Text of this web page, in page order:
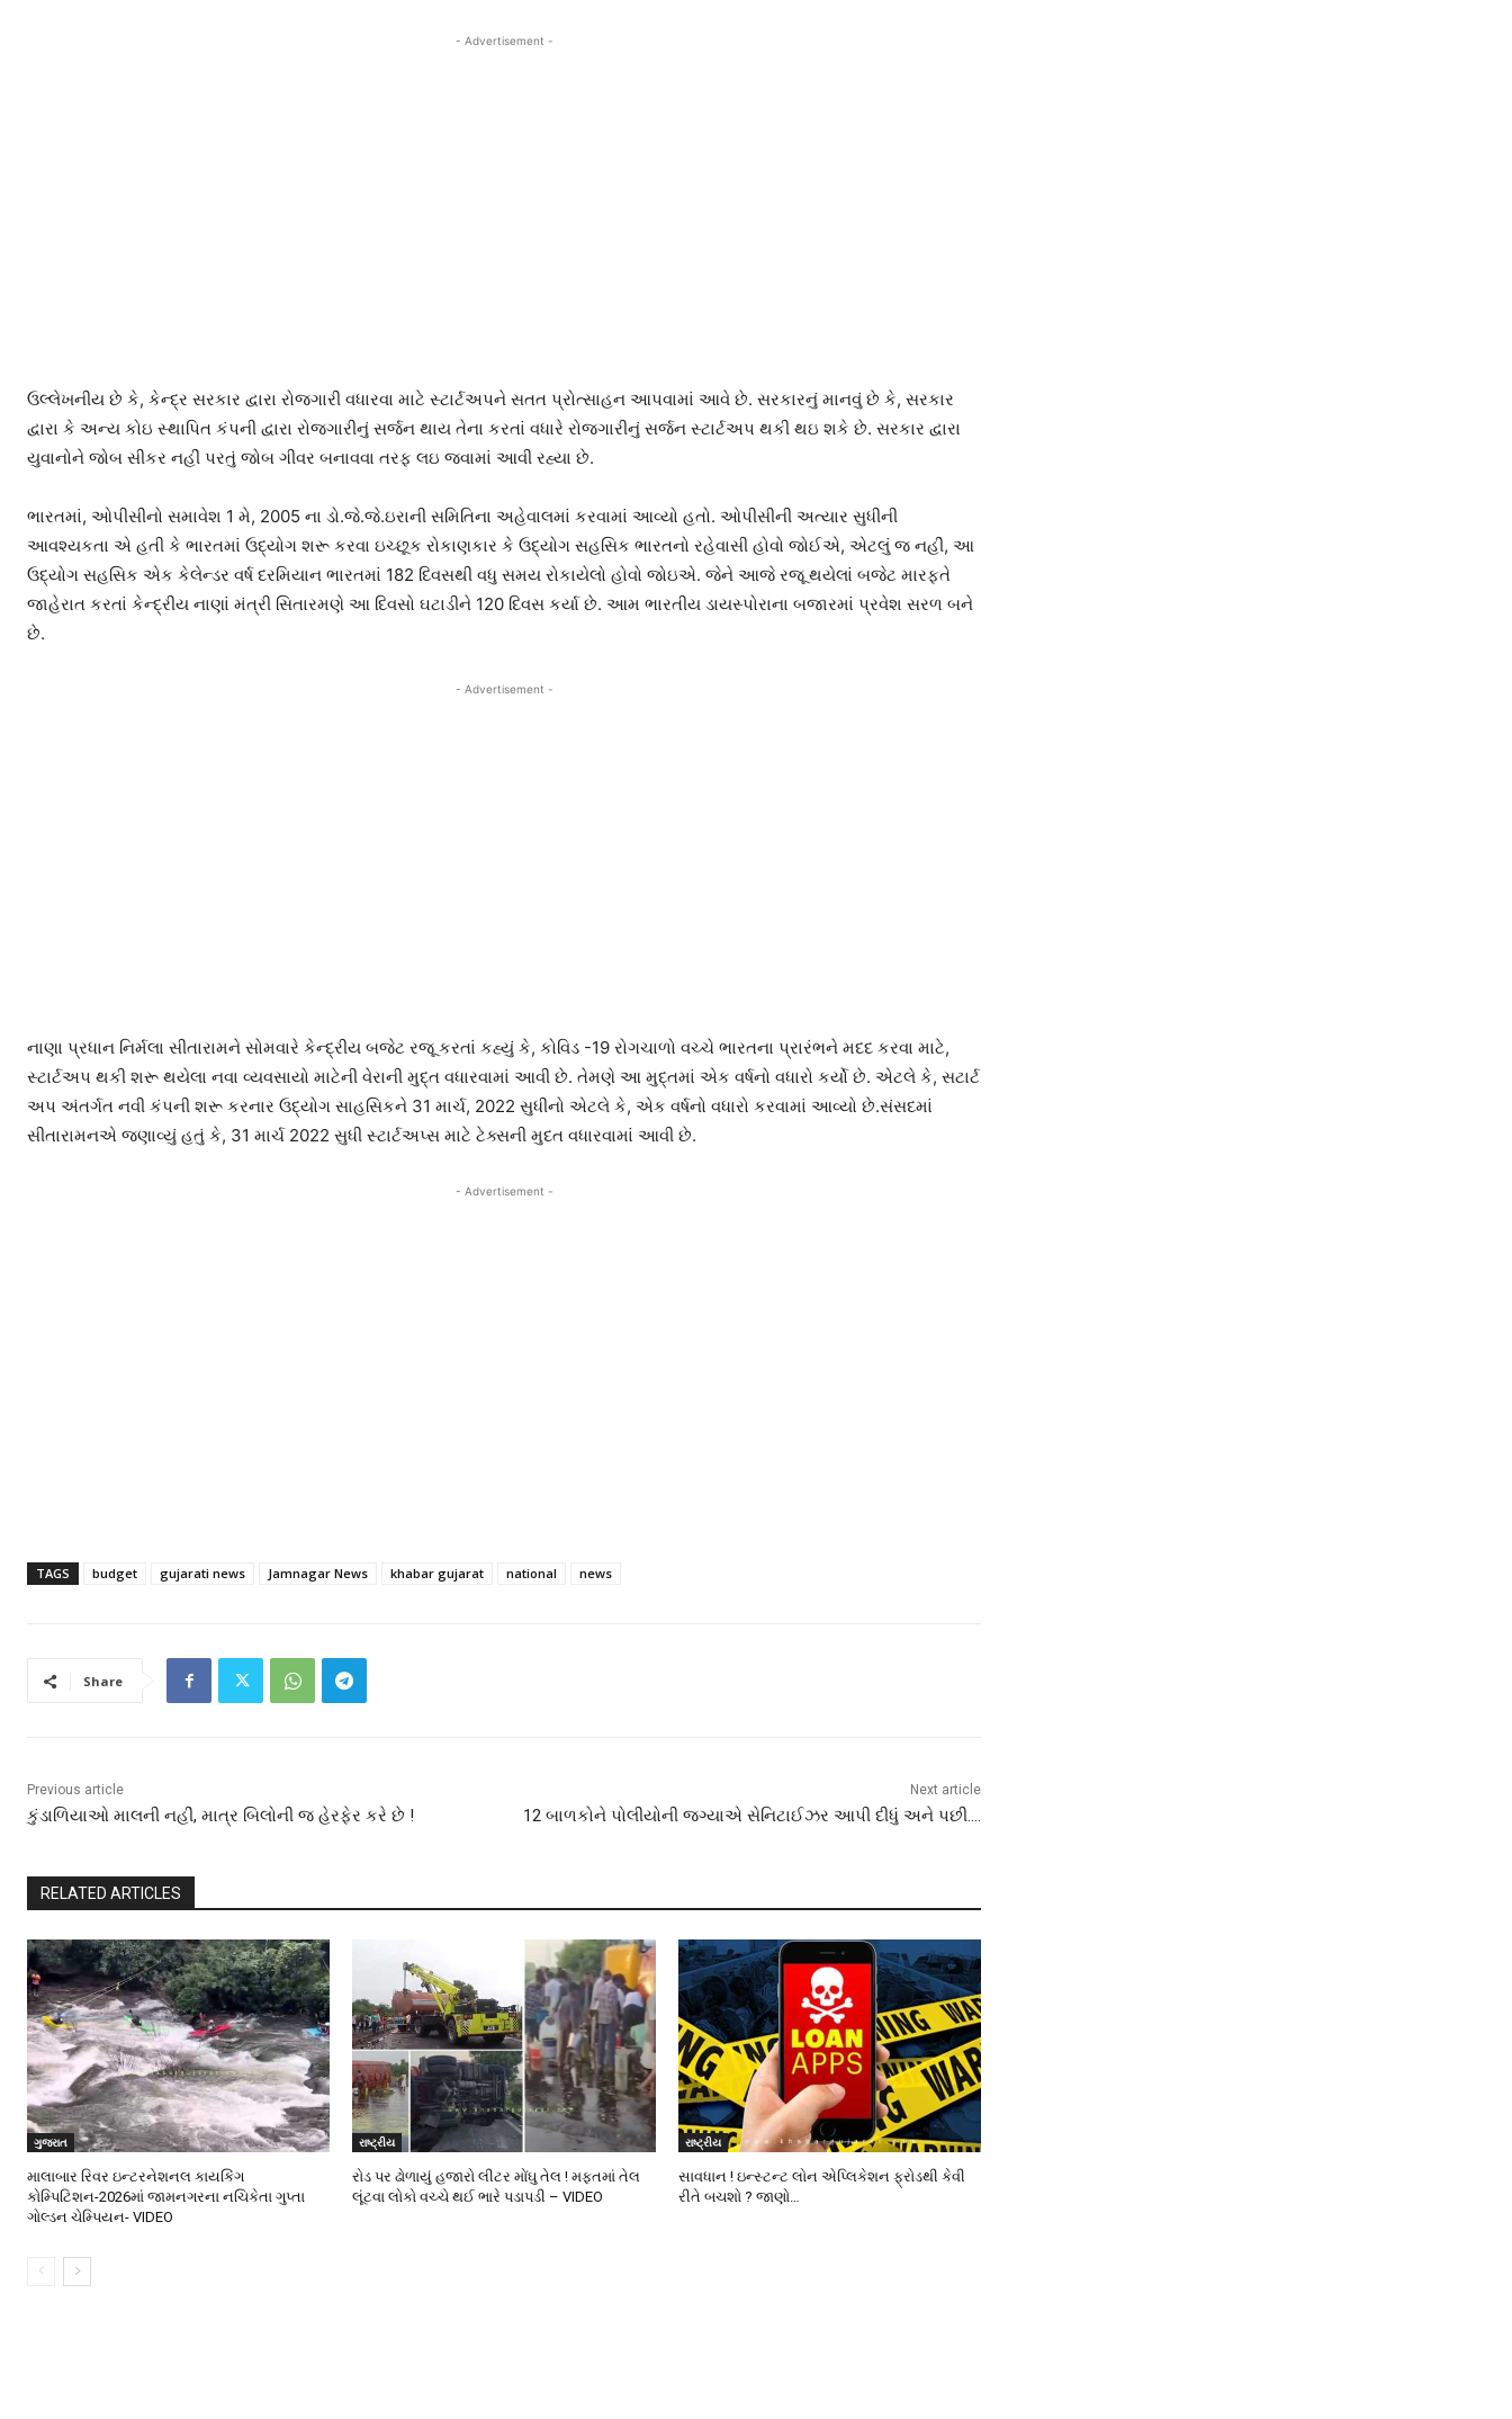
- Advertisement -
ઉલ્લેખનીય છે કે, કેન્દ્ર સરકાર દ્વારા રોજગારી વધારવા માટે સ્ટાર્ટઅપને સતત પ્રોત્સાહન આપવામાં આવે છે. સરકારનું માનવું છે કે, સરકાર
દ્વારા કે અન્ય કોઇ સ્થાપિત કંપની દ્વારા રોજગારીનું સર્જન થાય તેના કરતાં વધારે રોજગારીનું સર્જન સ્ટાર્ટઅપ થકી થઇ શકે છે. સરકાર દ્વારા
યુવાનોને જોબ સીકર નહીં પરતું જોબ ગીવર બનાવવા તરફ લઇ જવામાં આવી રહ્યા છે.
ભારતમાં, ઓપીસીનો સમાવેશ 1 મે, 2005 ના ડો.જે.જે.ઇરાની સમિતિના અહેવાલમાં કરવામાં આવ્યો હતો. ઓપીસીની અત્યાર સુધીની
આવશ્યકતા એ હતી કે ભારતમાં ઉદ્યોગ શરૂ કરવા ઇચ્છૂક રોકાણકાર કે ઉદ્યોગ સહસિક ભારતનો રહેવાસી હોવો જોઈએ, એટલું જ નહીં, આ
ઉદ્યોગ સહસિક એક કેલેન્ડર વર્ષ દરમિયાન ભારતમાં 182 દિવસથી વધુ સમય રોકાયેલો હોવો જોઇએ. જેને આજે રજૂ થયેલાં બજેટ મારફતે
જાહેરાત કરતાં કેન્દ્રીય નાણાં મંત્રી સિતારમણે આ દિવસો ઘટાડીને 120 દિવસ કર્યા છે. આમ ભારતીય ડાયસ્પોરાના બજારમાં પ્રવેશ સરળ બને
છે.
- Advertisement -
નાણા પ્રધાન નિર્મલા સીતારામને સોમવારે કેન્દ્રીય બજેટ રજૂ કરતાં કહ્યું કે, કોવિડ -19 રોગચાળો વચ્ચે ભારતના પ્રારંભને મદદ કરવા માટે,
સ્ટાર્ટઅપ થકી શરૂ થયેલા નવા વ્યવસાયો માટેની વેરાની મુદ્ત વધારવામાં આવી છે. તેમણે આ મુદ્તમાં એક વર્ષનો વધારો કર્યો છે. એટલે કે, સટાર્ટ
અપ અંતર્ગત નવી કંપની શરૂ કરનાર ઉદ્યોગ સાહસિકને 31 માર્ચ, 2022 સુધીનો એટલે કે, એક વર્ષનો વધારો કરવામાં આવ્યો છે.સંસદમાં
સીતારામનએ જણાવ્યું હતું કે, 31 માર્ચ 2022 સુધી સ્ટાર્ટઅપ્સ માટે ટેક્સની મુદત વધારવામાં આવી છે.
- Advertisement -
TAGS budget gujarati news Jamnagar News khabar gujarat national news
Share
Previous article
કુંડાળિયાઓ માલની નહીં, માત્ર બિલોની જ હેરફેર કરે છે !
Next article
12 બાળકોને પોલીયોની જગ્યાએ સેનિટાઈઝર આપી દીધું અને પછી….
RELATED ARTICLES
ગુજરાત
માલાબાર રિવર ઇન્ટરનેશનલ કાયકિંગ
કોમ્પિટિશન-2026માં જામનગરના નચિકેતા ગુપ્તા
ગોલ્ડન ચેમ્પિયન- VIDEO
રાષ્ટ્રીય
રોડ પર ઢોળાયું હજારો લીટર મોંઘુ તેલ ! મફતમાં તેલ
લૂંટવા લોકો વચ્ચે થઈ ભારે પડાપડી – VIDEO
રાષ્ટ્રીય
સાવધાન ! ઇન્સ્ટન્ટ લોન એપ્લિકેશન ફ્રોડથી કેવી
રીતે બચશો ? જાણો…